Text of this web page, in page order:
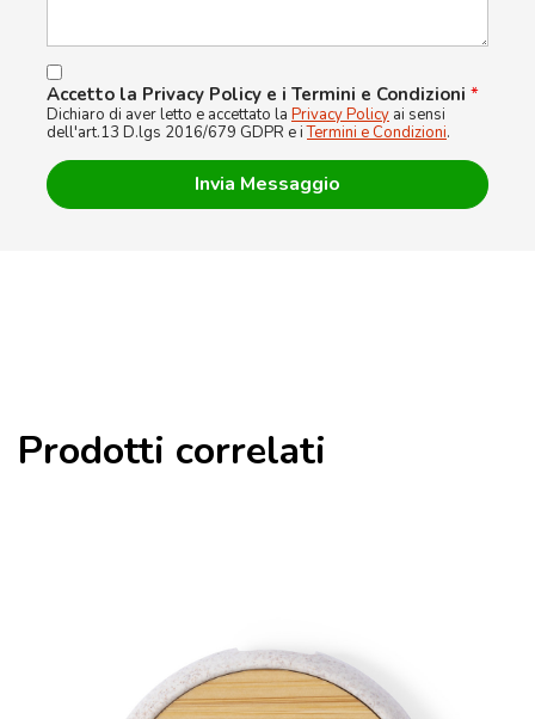
Accetto la Privacy Policy e i Termini e Condizioni *
Dichiaro di aver letto e accettato la Privacy Policy ai sensi
dell'art.13 D.lgs 2016/679 GDPR e iTermini e Condizioni.
Prodotti correlati